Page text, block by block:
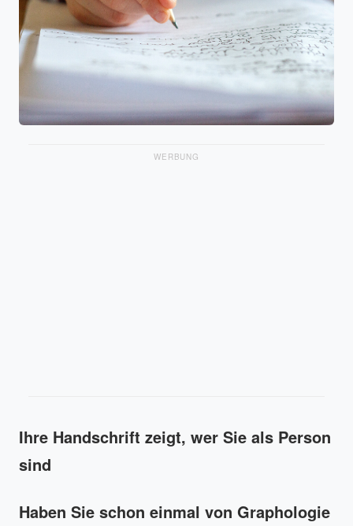
WERBUNG
Ihre Handschrift zeigt, wer Sie als Person
sind
Haben Sie schon einmal von Graphologie